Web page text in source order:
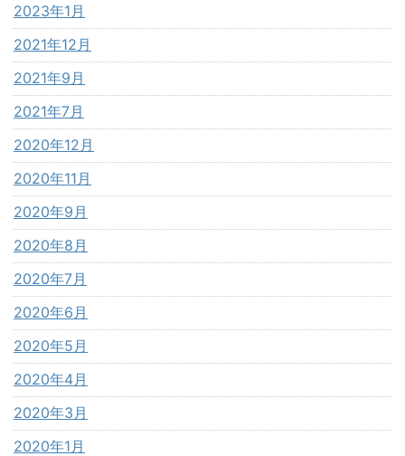
2023年1月
2021年12月
2021年9月
2021年7月
2020年12月
2020年11月
2020年9月
2020年8月
2020年7月
2020年6月
2020年5月
2020年4月
2020年3月
2020年1月